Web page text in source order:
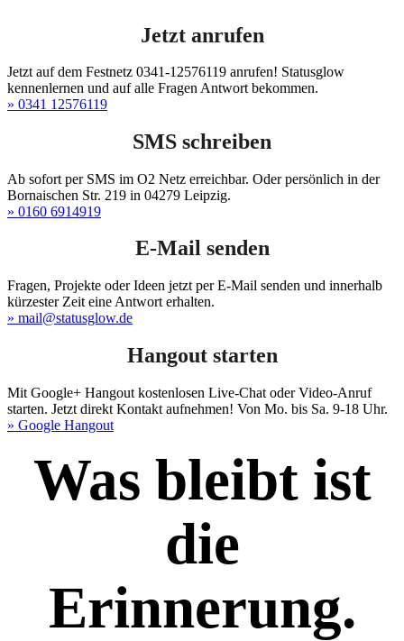
Jetzt anrufen
Jetzt auf dem Festnetz 0341-12576119 anrufen! Statusglow
kennenlernen und auf alle Fragen Antwort bekommen.
» 0341 12576119
SMS schreiben
Ab sofort per SMS im O2 Netz erreichbar. Oder persönlich in der
Bornaischen Str. 219 in 04279 Leipzig.
» 0160 6914919
E-Mail senden
Fragen, Projekte oder Ideen jetzt per E-Mail senden und innerhalb
kürzester Zeit eine Antwort erhalten.
» mail@statusglow.de
Hangout starten
Mit Google+ Hangout kostenlosen Live-Chat oder Video-Anruf
starten. Jetzt direkt Kontakt aufnehmen! Von Mo. bis Sa. 9-18 Uhr.
» Google Hangout
Was bleibt ist
die
Erinnerung.